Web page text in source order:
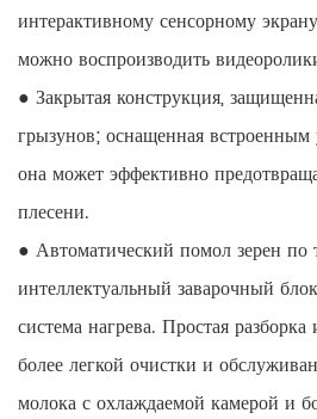
интерактивному сенсорному
можно воспроизводить
● Закрытая конструкция,
грызунов; оснащенная
она может эффективно
плесени.
● Автоматический помол зерен по
интеллектуальный заварочный
система нагрева. Простая
более легкой очистки и
молока с охлаждаемой камерой и